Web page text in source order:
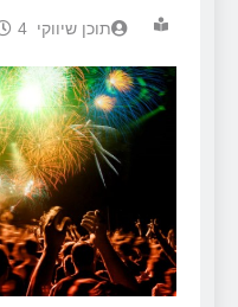
תוכן שיווקי 4 חודשים Ago